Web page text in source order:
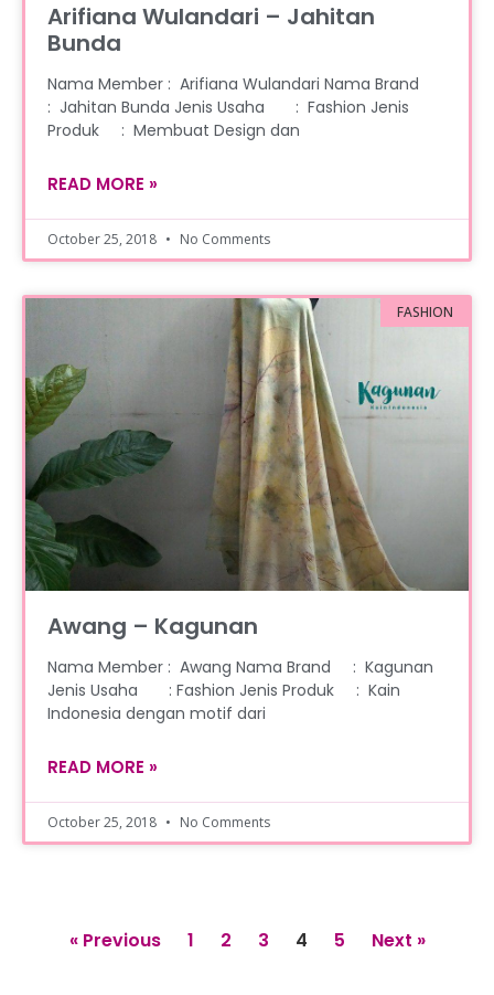
Arifiana Wulandari – Jahitan
Bunda
Nama Member : Arifiana Wulandari Nama Brand
: Jahitan Bunda Jenis Usaha : Fashion Jenis
Produk : Membuat Design dan
READ MORE »
October 25, 2018 No Comments
FASHION
Awang – Kagunan
Nama Member : Awang Nama Brand : Kagunan
Jenis Usaha : Fashion Jenis Produk : Kain
Indonesia dengan motif dari
READ MORE »
October 25, 2018 No Comments
« Previous 1 2 3 4 5 Next »